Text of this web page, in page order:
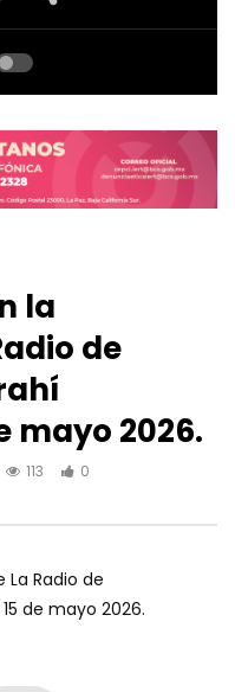
la
de
mayo 2026.
113 0
Radio de
de mayo 2026.